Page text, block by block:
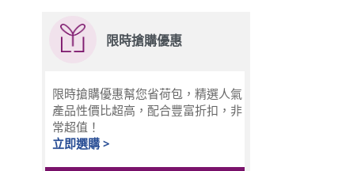
限時搶購優惠
限時搶購優惠幫您省荷包，精選人氣
產品性價比超高，配合豐富折扣，非
常超值！
立即選購 >